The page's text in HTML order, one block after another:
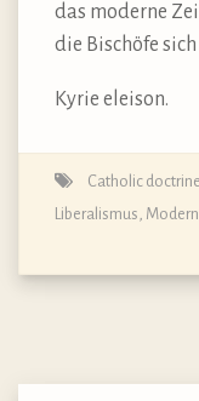
das moderne
die Bischöfe sich
Kyrie eleison.
Catholic doctrine
Liberalismus